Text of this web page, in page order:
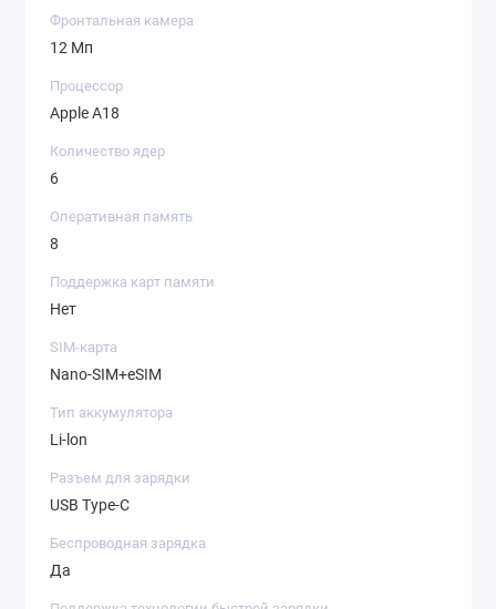
Фронтальная камера
12 Мп
Процессор
Apple A18
Количество ядер
6
Оперативная память
8
Поддержка карт памяти
Нет
SIM-карта
Nano-SIM+eSIM
Тип аккумулятора
Li-lon
Разъем для зарядки
USB Type-C
Беспроводная зарядка
Да